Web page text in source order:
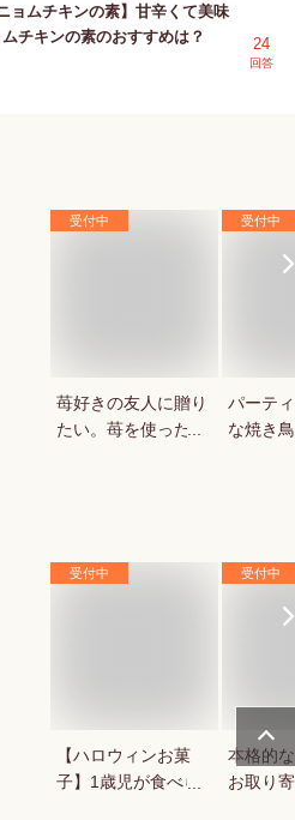
ョムチキンの素】甘辛くて美味
チキンの素のおすすめは？
24
回答
受付中
苺好きの友人に贈り
たい。苺を使ったお
受付中
パーテ
な焼き
受付中
【ハロウィンお菓
子】1歳児が食べら
受付中
本格的
お取り